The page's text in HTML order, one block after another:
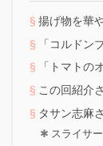
揚げ物を華
「コルドン
「トマトの
この回紹介
タサン志麻
スライサー